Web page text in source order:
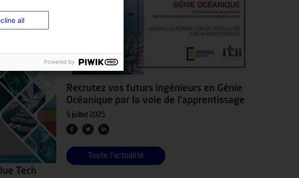
Tech
Recrutez vos futurs ingénieurs en Génie
Océanique par la voie de l’apprentissage
9 juillet 2025
Toute l'actualité
all
Powered by